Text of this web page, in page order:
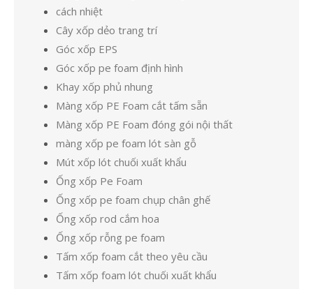
cách nhiệt
Cây xốp dẻo trang trí
Góc xốp EPS
Góc xốp pe foam định hình
Khay xốp phủ nhung
Màng xốp PE Foam cắt tấm sẵn
Màng xốp PE Foam đóng gói nội thất
màng xốp pe foam lót sàn gỗ
Mút xốp lót chuối xuất khẩu
Ống xốp Pe Foam
Ống xốp pe foam chụp chân ghế
Ống xốp rod cắm hoa
Ống xốp rỗng pe foam
Tấm xốp foam cắt theo yêu cầu
Tấm xốp foam lót chuối xuất khẩu